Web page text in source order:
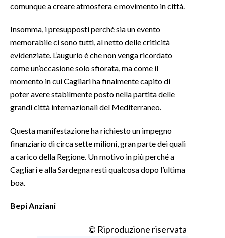
comunque a creare atmosfera e movimento in città.
Insomma, i presupposti perché sia un evento
memorabile ci sono tutti, al netto delle criticità
evidenziate. L’augurio è che non venga ricordato
come un’occasione solo sfiorata, ma come il
momento in cui Cagliari ha finalmente capito di
poter avere stabilmente posto nella partita delle
grandi città internazionali del Mediterraneo.
Questa manifestazione ha richiesto un impegno
finanziario di circa sette milioni, gran parte dei quali
a carico della Regione. Un motivo in più perché a
Cagliari e alla Sardegna resti qualcosa dopo l’ultima
boa.
Bepi Anziani
© Riproduzione riservata